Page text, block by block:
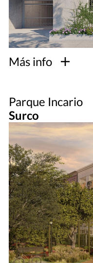
Más info
Parque Incario
Surco